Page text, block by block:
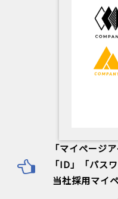
「マイぺージ
「ID」「パス
当社採用マイ